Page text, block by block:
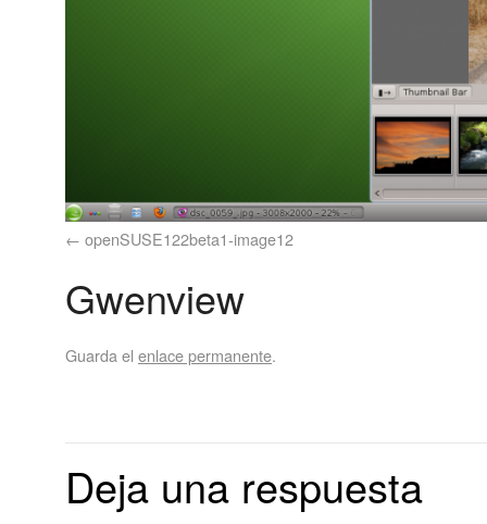
openSUSE122beta1-image12
Gwenview
Guarda el enlace permanente.
Deja una respuesta